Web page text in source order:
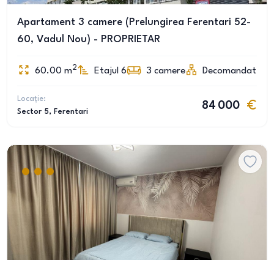
Apartament 3 camere (Prelungirea Ferentari 52-
60, Vadul Nou) - PROPRIETAR
60.00 m2 Etajul 6 3 camere Decomandat
Locație:
Sector 5, Ferentari
84 000